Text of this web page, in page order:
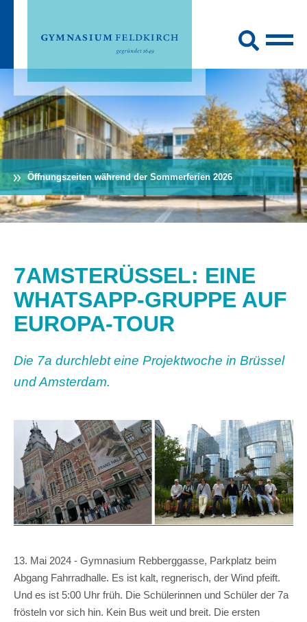
Öffnungszeiten während der Sommerferien 2026
7AMSTERÜSSEL: EINE
WHATSAPP-GRUPPE AUF
EUROPA-TOUR
Die 7a durchlebt eine Projektwoche in Brüssel
und Amsterdam.
13. Mai 2024 - Gymnasium Rebberggasse, Parkplatz beim
Abgang Fahrradhalle. Es ist kalt, regnerisch, der Wind pfeift.
Und es ist 5:00 Uhr früh. Die Schülerinnen und Schüler der 7a
frösteln vor sich hin. Kein Bus weit und breit. Die ersten